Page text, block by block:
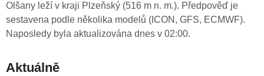
Olšany leží v kraji Plzeňský (516 m n. m.). Předpověď je
sestavena podle několika modelů (ICON, GFS, ECMWF).
Naposledy byla aktualizována dnes v 02:00.
Aktuálně